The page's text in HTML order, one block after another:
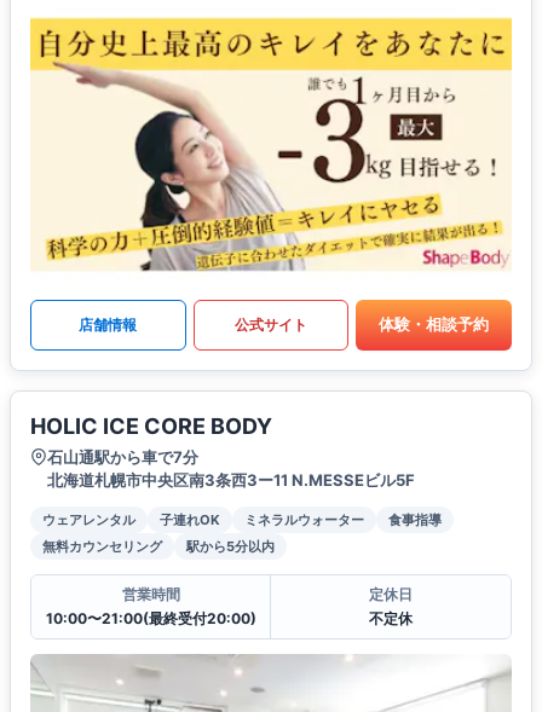
店舗情報 公式サイト 体験・相談予約
HOLIC ICE CORE BODY
石山通駅から車で7分
北海道札幌市中央区南3条西3ー11 N.MESSEビル5F
ウェアレンタル 子連れOK ミネラルウォーター
食事指導
無料カウンセリング
駅から5分以内
営業時間
10:00〜21:00(最終受付20:00)
定休日
不定休